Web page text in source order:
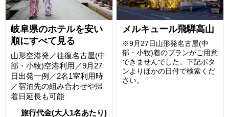
岐阜県のホテルを安い
順にすべて見る
山形空港発／往復名古屋(中
部・小牧)空港利用／9月27
日出発一例／2名1室利用時
／宿泊先の組み合わせや帰
着日延長も可能
メルキュール飛騨高山
※9月27日山形発名古屋(中
部・小牧)着のプランがご用意
できませんでした。下記ボタ
ンよりほかの日付で検索くだ
さい。